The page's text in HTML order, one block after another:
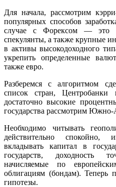
Для начала, рассмотрим
популярных способов
случае с Форексом — это
спекулянты, а также крупные
в активы высокодоходного
укрепить определенные
также евро.
Разберемся с алгоритмом
список стран, Центробанки
достаточно высокие
государства рассмотрим
Необходимо читывать
действительно спокойно,
вкладывать капитал в
государств, доходность
начисляемые по
облигациям (бондам). Теперь
гипотезы.